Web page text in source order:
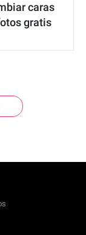
caras
gratis